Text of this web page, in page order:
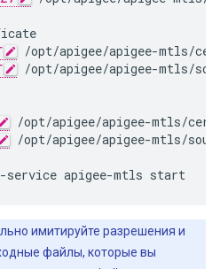
/opt/apigee/apigee-mtls/
/opt/apigee/apigee-mtls/
/opt/apigee/apigee-mtls/
/opt/apigee/apigee-mtls/
service apigee-mtls start
имитируйте разрешения и
файлы, которые вы